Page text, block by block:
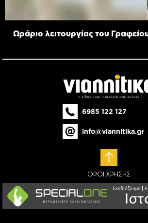
Ωράριο λειτουργίας του
6985 122 127
info@viannitika.gr
ΟΡΟΙ ΧΡΗΣΗΣ